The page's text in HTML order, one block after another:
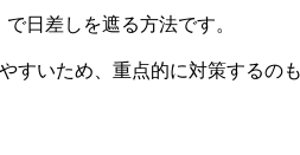
日差しを遮る方法です。
すいため、重点的に対策するの